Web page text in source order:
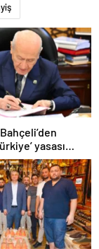
yasası
“Herkes kazandı”